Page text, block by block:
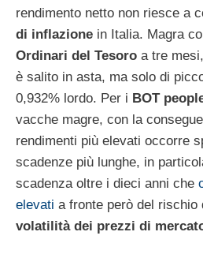
rendimento netto non riesce a
di inflazione in Italia. Magra
Ordinari del Tesoro a tre
è salito in asta, ma solo di
0,932% lordo. Per i BOT
vacche magre, con la
rendimenti più elevati occorre
scadenze più lunghe, in
scadenza oltre i dieci anni che
elevati a fronte però del rischio
volatilità dei prezzi di